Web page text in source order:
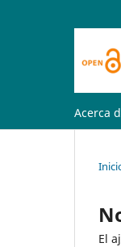
Acerca
El